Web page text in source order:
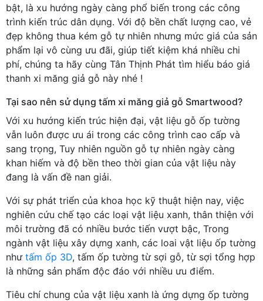
bật, là xu hướng ngày càng phổ biến trong các công
trình kiến trúc dân dụng. Với độ bền chất lượng cao, vẻ
đẹp không thua kém gỗ tự nhiên nhưng mức giá của sản
phẩm lại vô cùng ưu đãi, giúp tiết kiệm khá nhiều chi
phí, chúng ta hãy cùng Tân Thịnh Phát tìm hiểu báo giá
thanh xi măng giả gỗ này nhé !
Tại sao nên sử dụng tấm xi măng giả gỗ Smartwood?
Với xu hướng kiến trúc hiện đại, vật liệu gỗ ốp tường
vẫn luôn được ưu ái trong các công trình cao cấp và
sang trọng, Tuy nhiên nguồn gỗ tự nhiên ngày càng
khan hiếm và độ bền theo thời gian của vật liệu này
đang là vấn đề nan giải.
Với sự phát triển của khoa học kỹ thuật hiện nay, việc
nghiên cứu chế tạo các loại vật liệu xanh, thân thiện với
môi trường đã có nhiều bước tiến vượt bậc, Trong
ngành vật liệu xây dựng xanh, các loai vật liệu ốp tường
như tấm ốp 3D, tấm ốp tường từ sợi gỗ, từ sợi tổng hợp
là những sản phẩm độc đáo với nhiều ưu điểm.
Tiêu chí chung của vật liệu xanh là ứng dựng ốp tường